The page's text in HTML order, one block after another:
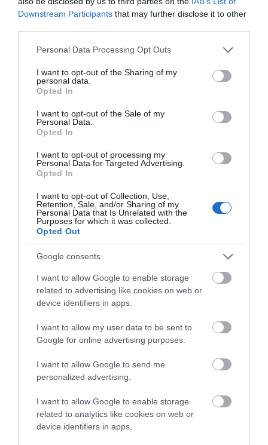
Downstream Participants that may further disclose it to other
Please note that this website/app uses one or more Google
not limited to your visit or usage behaviour. You may click to
grant or deny consent to Google and its third-party tags to
use your data for below specified purposes in below Google
consent section.
Personal Data Processing Opt Outs
I want to opt-out of the Sharing of my
personal data.
Opted In
I want to opt-out of the Sale of my
Personal Data.
Opted In
I want to opt-out of processing my
Personal Data for Targeted Advertising.
Opted In
I want to opt-out of Collection, Use,
Retention, Sale, and/or Sharing of my
Personal Data that Is Unrelated with the
Purposes for which it was collected.
Opted Out
Google consents
I want to allow Google to enable storage
related to advertising like cookies on web or
device identifiers in apps.
I want to allow my user data to be sent to
Google for online advertising purposes.
I want to allow Google to send me
personalized advertising.
I want to allow Google to enable storage
related to analytics like cookies on web or
device identifiers in apps.
Κάρυστος: Η παράσταση που σήκωσε στον
«αέρα» το Γιοκάλειο (εικόνες&βίντεο)
16.03.2025 | 14:20
με ελεύθερη είσοδο – Τι ώρα ξεκινά
07.03.2025 | 09:45